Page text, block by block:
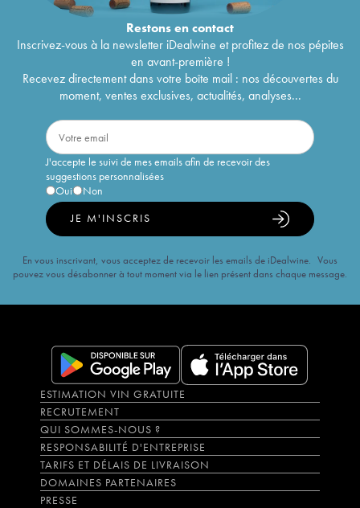
Restons encontact
Inscrivez-vous à la newsletter iDealwine et profitez de nos pépites
en avant-première !
Recevez directement dans votre boîte mail : nos découvertes du
moment, ventes exclusives, actualités, analyses...
J'accepte le suivi de mes emails afin de recevoir des
suggestions personnalisées
Oui
Non
JE M'INSCRIS
En vous inscrivant, vous acceptez de recevoir les emails de iDealwine. Vous
pouvez vous désabonner à tout moment via le lien présent dans chaque message.
ESTIMATION VIN GRATUITE
RECRUTEMENT
QUI SOMMES-NOUS ?
RESPONSABILITÉ D'ENTREPRISE
TARIFS ET DÉLAIS DE LIVRAISON
DOMAINES PARTENAIRES
PRESSE